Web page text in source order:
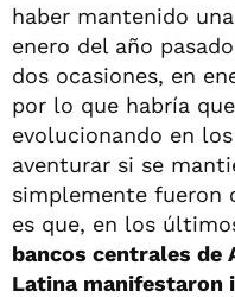
haber mantenido
enero del año
dos ocasiones, en
por lo que habría
evolucionando en
aventurar si se
simplemente fueron
es que, en los
bancos centrales de
Latina manifestaron